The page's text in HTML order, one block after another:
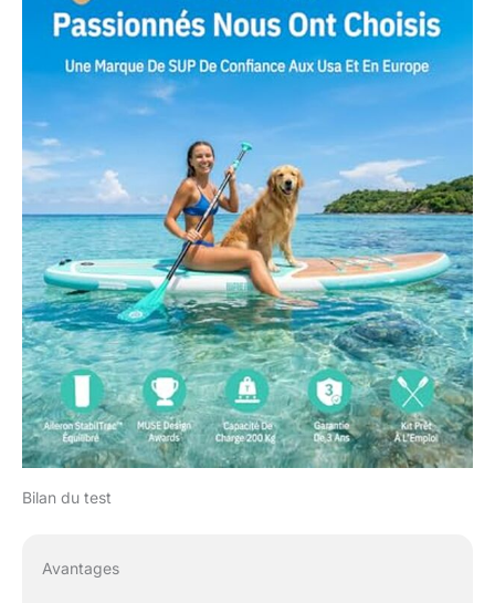
Bilan du test
Avantages